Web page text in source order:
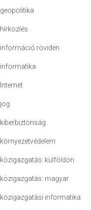
geopolitika
hírközlés
információ röviden
informatika
Internet
jog
kiberbiztonság
környezetvédelem
közigazgatás: külföldön
közigazgatás: magyar
közigazgatási informatika